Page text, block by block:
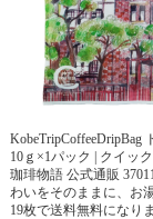
KobeTripCoffeeDripBag
10ｇ×1パック | クイッ
珈琲物語 公式通販
わいをそのままに、お
19枚で送料無料になりま